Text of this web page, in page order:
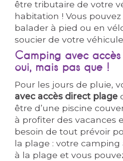
être tributaire de votre
habitation ! Vous
balader à pied ou en
soucier de votre
Camping avec
oui, mais pas que !
Pour les jours de pluie,
avec accès direct plage
être d’une piscine
à profiter des vacances
besoin de tout prévoir
la plage : votre camping
à la plage et vous